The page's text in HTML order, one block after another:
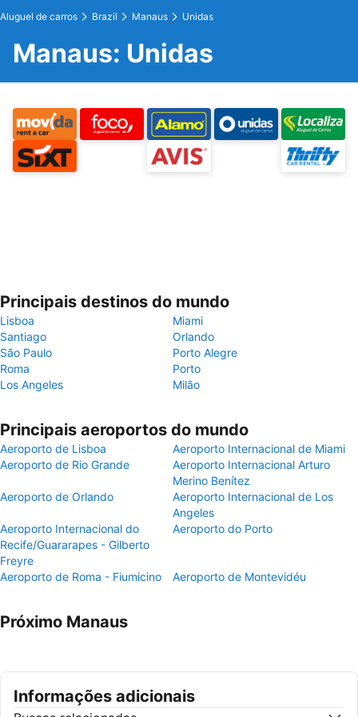
Aluguel de carros Brazil Manaus Unidas
Manaus: Unidas
Principais destinos do mundo
Lisboa
Miami
Santiago
Orlando
São Paulo
Porto Alegre
Roma
Porto
Los Angeles
Milão
Principais aeroportos do mundo
Aeroporto de Lisboa
Aeroporto Internacional de Miami
Aeroporto de Rio Grande
Aeroporto Internacional Arturo
Merino Benítez
Aeroporto de Orlando
Aeroporto Internacional de Los
Angeles
Aeroporto Internacional do
Recife/Guararapes - Gilberto
Freyre
Aeroporto do Porto
Aeroporto de Roma - Fiumicino Aeroporto de Montevidéu
Próximo Manaus
Informações adicionais